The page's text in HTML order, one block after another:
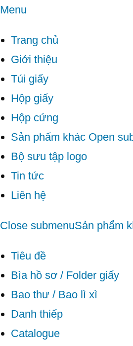
Menu
Trang chủ
Giới thiệu
Túi giấy
Hộp giấy
Hộp cứng
Sản phẩm khác Open
Bộ sưu tập logo
Tin tức
Liên hệ
Close submenuSản phẩm
Tiêu đề
Bìa hồ sơ / Folder giấy
Bao thư / Bao lì xì
Danh thiếp
Catalogue